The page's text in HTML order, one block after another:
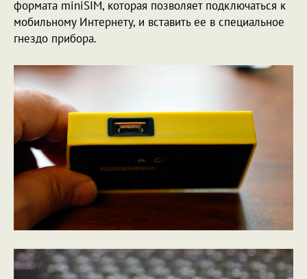
формата miniSIM, которая позволяет подключаться к
мобильному Интернету, и вставить ее в специальное
гнездо прибора.